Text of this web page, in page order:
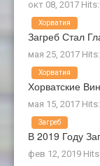
окт 08, 2017
Загреб Стал
мая 25, 2017
Хорватия
Хорватские
мая 15, 2017
Хорватия
В 2019 Году
фев 12, 2019
Загреб